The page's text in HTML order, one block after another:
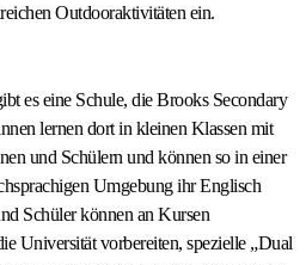
Outdooraktivitäten ein.
es eine Schule, die Brooks Secondary
lernen dort in kleinen Klassen mit
und Schülern und können so in einer
Umgebung ihr Englisch
Schüler können an Kursen
Universität vorbereiten, spezielle „Dual